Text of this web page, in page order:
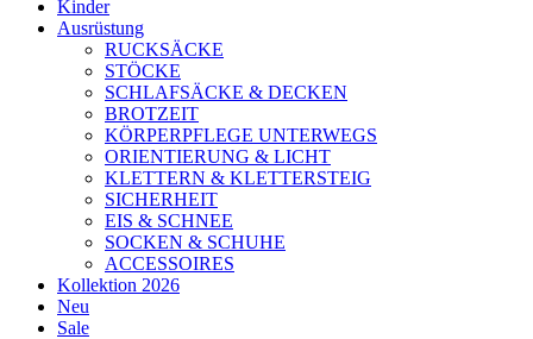
Kinder
Ausrüstung
RUCKSÄCKE
STÖCKE
SCHLAFSÄCKE & DECKEN
BROTZEIT
KÖRPERPFLEGE UNTERWEGS
ORIENTIERUNG & LICHT
KLETTERN & KLETTERSTEIG
SICHERHEIT
EIS & SCHNEE
SOCKEN & SCHUHE
ACCESSOIRES
Kollektion 2026
Neu
Sale